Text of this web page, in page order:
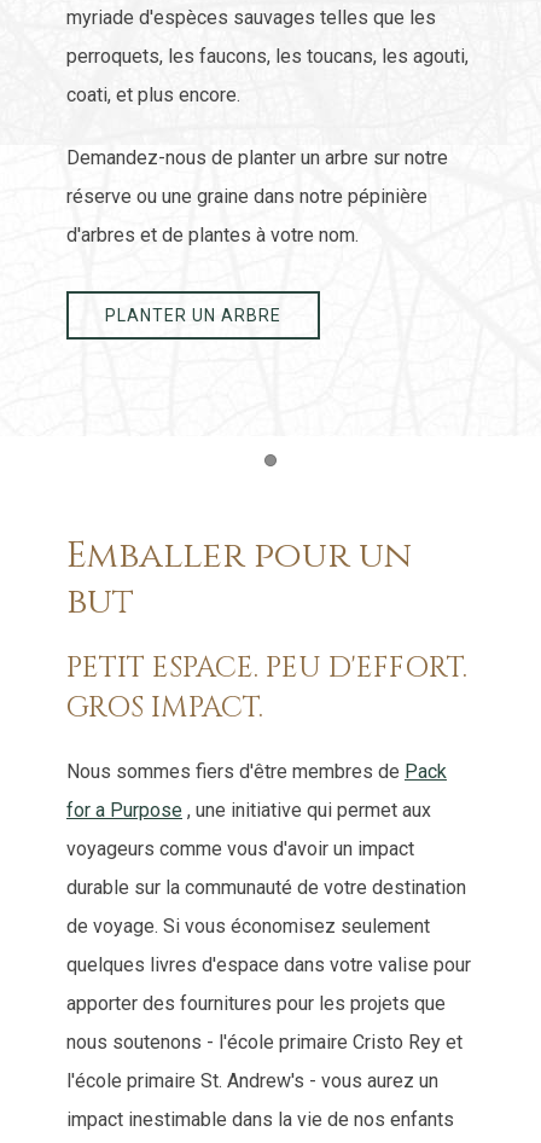
myriade d'espèces sauvages telles que les
perroquets, les faucons, les toucans, les agouti,
coati, et plus encore.
Demandez-nous de planter un arbre sur notre
réserve ou une graine dans notre pépinière
d'arbres et de plantes à votre nom.
PLANTER UN ARBRE
Emballer pour un
but
PETIT ESPACE. PEU D'EFFORT.
GROS IMPACT.
Nous sommes fiers d'être membres de Pack
for a Purpose , une initiative qui permet aux
voyageurs comme vous d'avoir un impact
durable sur la communauté de votre destination
de voyage. Si vous économisez seulement
quelques livres d'espace dans votre valise pour
apporter des fournitures pour les projets que
nous soutenons - l'école primaire Cristo Rey et
l'école primaire St. Andrew's - vous aurez un
impact inestimable dans la vie de nos enfants